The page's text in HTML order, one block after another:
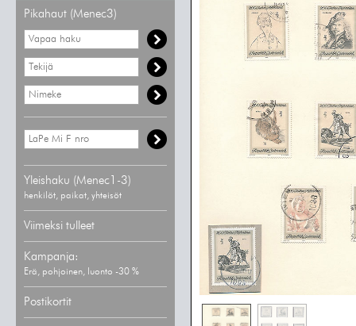
Pikahaut (Menec3)
Yleishaku (Menec1-3)
henkilöt, paikat, yhteisöt
Viimeksi tulleet
Kampanja:
Erä, pohjoinen, luonto -30 %
Postikortit